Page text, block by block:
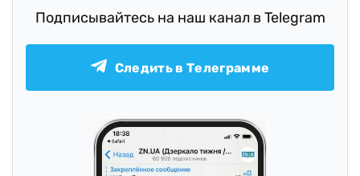
Подписывайтесь на наш канал в Telegram
Следить в Телеграмме